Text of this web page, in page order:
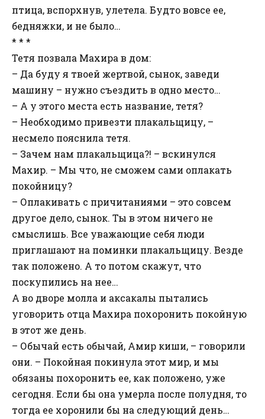
птица, вспорхнув, улетела. Будто вовсе ее,
бедняжки, и не было…
* * *
Тетя позвала Махира в дом:
– Да буду я твоей жертвой, сынок, заведи
машину – нужно съездить в одно место…
– А у этого места есть название, тетя?
– Необходимо привезти плакальщицу, –
несмело пояснила тетя.
– Зачем нам плакальщица?! – вскинулся
Махир. – Мы что, не сможем сами оплакать
покойницу?
– Оплакивать с причитаниями – это совсем
другое дело, сынок. Ты в этом ничего не
смыслишь. Все уважающие себя люди
приглашают на поминки плакальщицу. Везде
так положено. А то потом скажут, что
поскупились на нее…
А во дворе молла и аксакалы пытались
уговорить отца Махира похоронить покойную
в этот же день.
– Обычай есть обычай, Амир киши, – говорили
они. – Покойная покинула этот мир, и мы
обязаны похоронить ее, как положено, уже
сегодня. Если бы она умерла после полудня, то
тогда ее хоронили бы на следующий день…